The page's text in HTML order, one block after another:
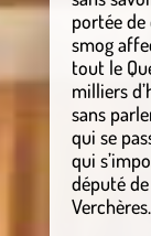
portée de
smog
tout le
milliers
sans
qui se
qui
député
Verchères.